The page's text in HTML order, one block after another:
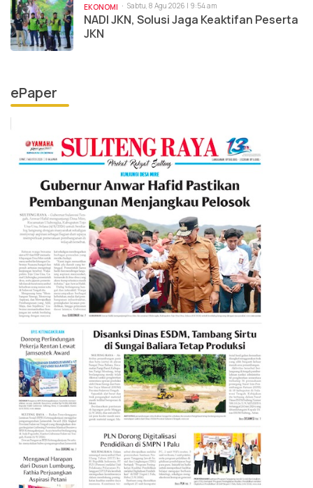
EKONOMI Sabtu, 8 Agu 2026 | 9:54 am
NADI JKN, Solusi Jaga Keaktifan Peserta
JKN
ePaper